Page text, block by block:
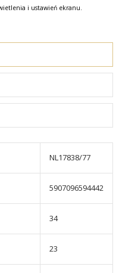
i ustawień ekranu.
NL17838/77
5907096594442
34
23